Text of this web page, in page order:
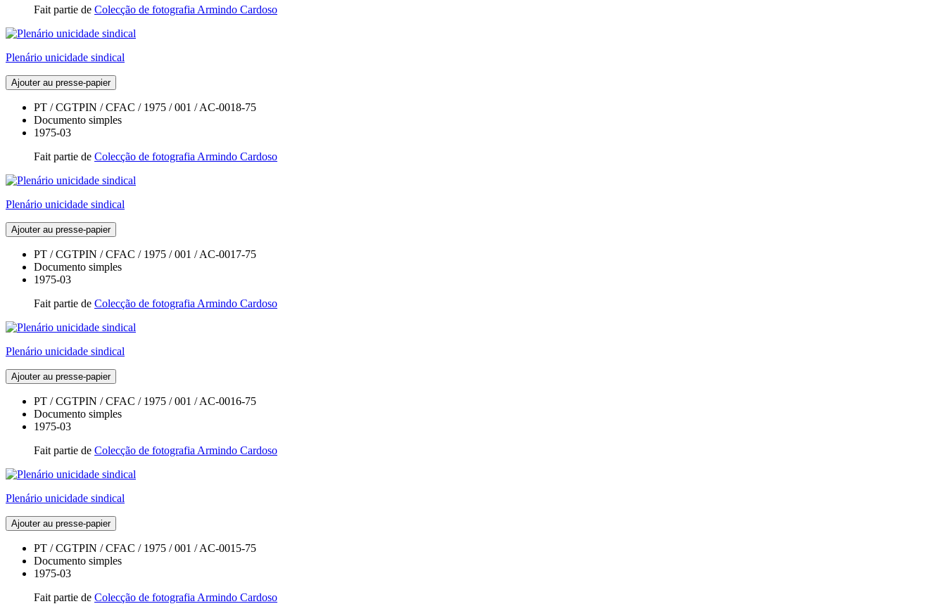
Fait partie de Colecção de fotografia Armindo Cardoso
Plenário unicidade sindical
Ajouter au presse-papier
PT / CGTPIN / CFAC / 1975 / 001 / AC-0018-75
Documento simples
1975-03
Fait partie de Colecção de fotografia Armindo Cardoso
Plenário unicidade sindical
Ajouter au presse-papier
PT / CGTPIN / CFAC / 1975 / 001 / AC-0017-75
Documento simples
1975-03
Fait partie de Colecção de fotografia Armindo Cardoso
Plenário unicidade sindical
Ajouter au presse-papier
PT / CGTPIN / CFAC / 1975 / 001 / AC-0016-75
Documento simples
1975-03
Fait partie de Colecção de fotografia Armindo Cardoso
Plenário unicidade sindical
Ajouter au presse-papier
PT / CGTPIN / CFAC / 1975 / 001 / AC-0015-75
Documento simples
1975-03
Fait partie de Colecção de fotografia Armindo Cardoso